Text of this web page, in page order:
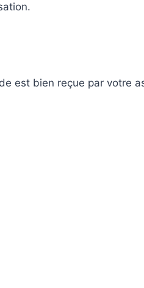
est bien reçue par votre